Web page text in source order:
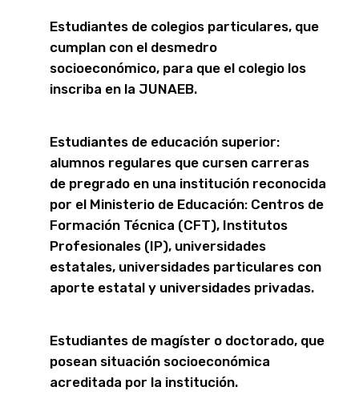
Estudiantes de colegios particulares, que
cumplan con el desmedro
socioeconómico, para que el colegio los
inscriba en la JUNAEB.
Estudiantes de educación superior:
alumnos regulares que cursen carreras
de pregrado en una institución reconocida
por el Ministerio de Educación: Centros de
Formación Técnica (CFT), Institutos
Profesionales (IP), universidades
estatales, universidades particulares con
aporte estatal y universidades privadas.
Estudiantes de magíster o doctorado, que
posean situación socioeconómica
acreditada por la institución.